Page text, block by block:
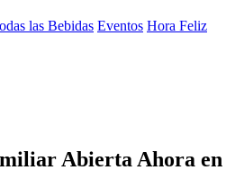
las Bebidas Eventos Hora Feliz
Abierta Ahora